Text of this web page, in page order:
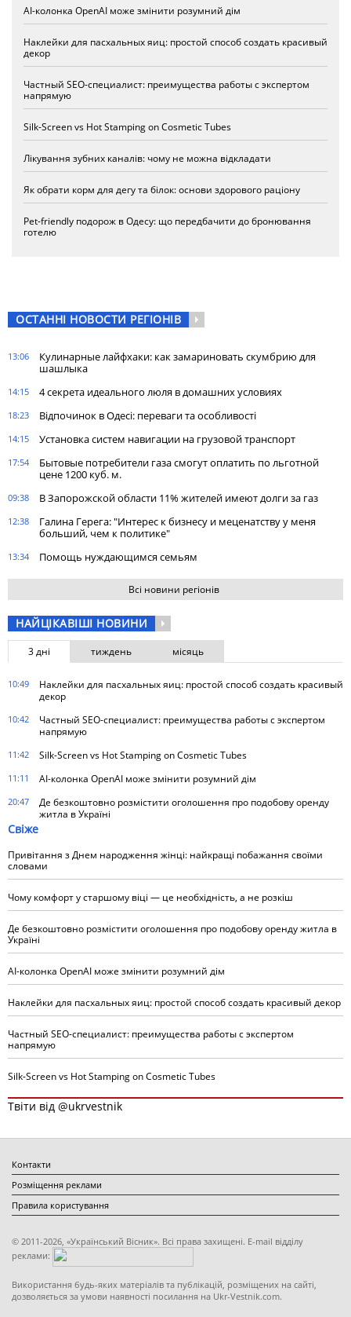
AI-колонка OpenAI може змінити розумний дім
Наклейки для пасхальных яиц: простой способ создать красивый
декор
Частный SEO-специалист: преимущества работы с экспертом
напрямую
Silk-Screen vs Hot Stamping on Cosmetic Tubes
Лікування зубних каналів: чому не можна відкладати
Як обрати корм для дегу та білок: основи здорового раціону
Pet-friendly подорож в Одесу: що передбачити до бронювання
готелю
ОСТАННІ НОВОСТИ РЕГІОНІВ
13:06
Кулинарные лайфхаки: как замариновать скумбрию для
шашлыка
14:15 4 секрета идеального люля в домашних условиях
18:23 Відпочинок в Одесі: переваги та особливості
14:15 Установка систем навигации на грузовой транспорт
17:54
Бытовые потребители газа cмогут оплатить по льготной
цене 1200 куб. м.
09:38 В Запорожской области 11% жителей имеют долги за газ
12:38
Галина Герега: "Интерес к бизнесу и меценатству у меня
больший, чем к политике"
13:34 Помощь нуждающимся семьям
Всі новини регіонів
НАЙЦІКАВІШІ НОВИНИ
3 дні тиждень місяць
10:49
Наклейки для пасхальных яиц: простой способ создать красивый
декор
10:42
Частный SEO-специалист: преимущества работы с экспертом
напрямую
11:42 Silk-Screen vs Hot Stamping on Cosmetic Tubes
11:11 AI-колонка OpenAI може змінити розумний дім
20:47
Де безкоштовно розмістити оголошення про подобову оренду
житла в Україні
Свіже
Привітання з Днем народження жінці: найкращі побажання своїми
словами
Чому комфорт у старшому віці — це необхідність, а не розкіш
Де безкоштовно розмістити оголошення про подобову оренду житла в
Україні
AI-колонка OpenAI може змінити розумний дім
Наклейки для пасхальных яиц: простой способ создать красивый декор
Частный SEO-специалист: преимущества работы с экспертом
напрямую
Silk-Screen vs Hot Stamping on Cosmetic Tubes
Твіти від @ukrvestnik
Контакти
Розміщення реклами
Правила користування
© 2011-2026, «Український Вісник». Всі права захищені. E-mail відділу
реклами:
Використання будь-яких матеріалів та публікацій, розміщених на сайті,
дозволяється за умови наявності посилання на Ukr-Vestnik.com.